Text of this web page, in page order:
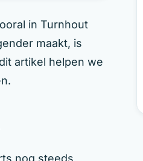
in Turnhout
maakt, is
artikel helpen we
nog steeds